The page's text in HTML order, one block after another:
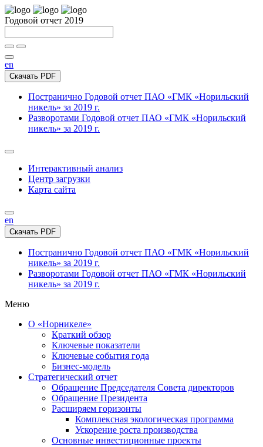
Годовой отчет 2019
en
Скачать PDF
Постранично Годовой отчет ПАО «ГМК «Норильский
никель» за 2019 г.
Разворотами Годовой отчет ПАО «ГМК «Норильский
никель» за 2019 г.
Интерактивный анализ
Центр загрузки
Карта сайта
en
Скачать PDF
Постранично Годовой отчет ПАО «ГМК «Норильский
никель» за 2019 г.
Разворотами Годовой отчет ПАО «ГМК «Норильский
никель» за 2019 г.
Меню
О «Норникеле»
Краткий обзор
Ключевые показатели
Ключевые события года
Бизнес-модель
Стратегический отчет
Обращение Председателя Совета директоров
Обращение Президента
Расширяем горизонты
Комплексная экологическая программа
Ускорение роста производства
Основные инвестиционные проекты